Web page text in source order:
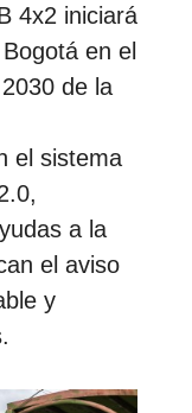
4x2 iniciará
en el
de la
el sistema
a la
el aviso
y